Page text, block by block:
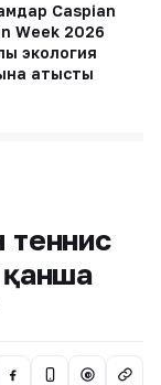
Caspian
Week 2026
экология
қатысты
теннис
қанша
@